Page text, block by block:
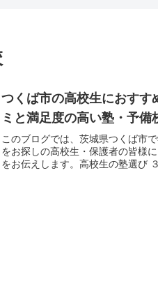
つくば市の高校生におすす
ミと満足度の高い塾・予備
このブログでは、茨城県つくば市
をお探しの高校生・保護者の皆様
をお伝えします。高校生の塾選び ３